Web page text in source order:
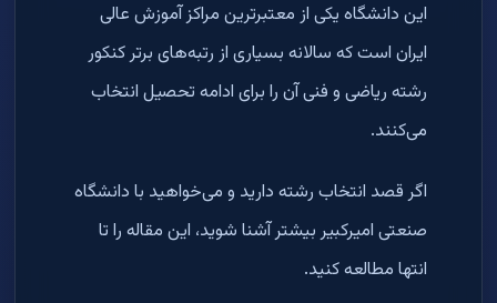
این دانشگاه یکی از معتبرترین مراکز آموزش عالی
ایران است که سالانه بسیاری از رتبه‌های برتر کنکور
رشته ریاضی و فنی آن را برای ادامه تحصیل انتخاب
می‌کنند.
اگر قصد انتخاب رشته دارید و می‌خواهید با دانشگاه
صنعتی امیرکبیر بیشتر آشنا شوید، این مقاله را تا
انتها مطالعه کنید.